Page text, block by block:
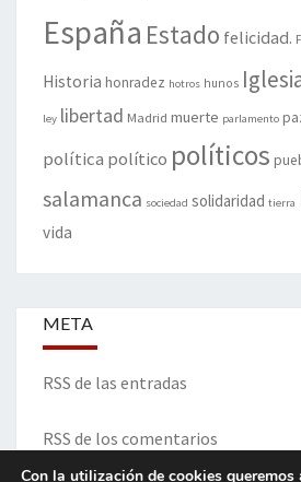
España Estado felicidad.
Historia honradez hotros hunos
ley libertad Madrid muerte parlamento
política político políticos
salamanca sociedad solidaridad tierra
vida
META
RSS de las entradas
RSS de los comentarios
Con la utilización de cookies queremos